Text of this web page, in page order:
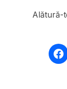
Alătură-